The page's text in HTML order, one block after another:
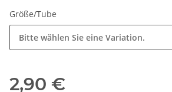
Größe/Tube
Bitte wählen Sie eine Variation.
2,90 €